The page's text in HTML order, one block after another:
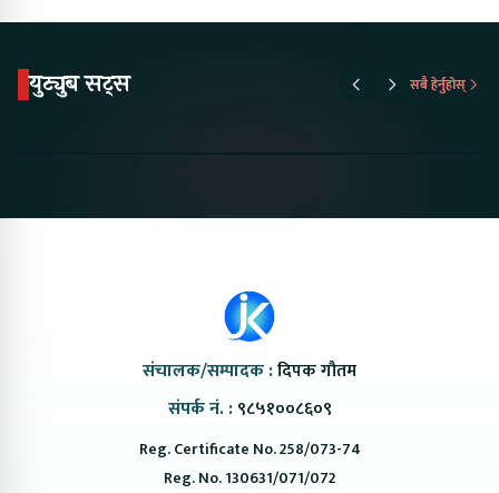
युट्युब सट्स सबै हेर्नुहोस्
संचालक/सम्पादक :दिपक गौतम
संपर्क नं. : ९८५१००८६०९
Reg. Certificate No. 258/073-74
Reg. No. 130631/071/072